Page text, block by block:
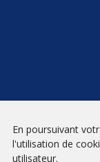
NEWSLETTER
En poursuivant
l'utilisation de
utilisateur.